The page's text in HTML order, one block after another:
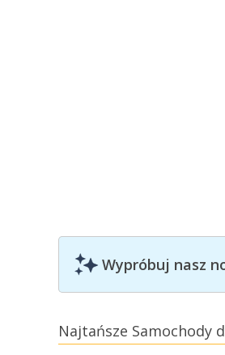
Wypróbuj nasz
Najtańsze Samochody